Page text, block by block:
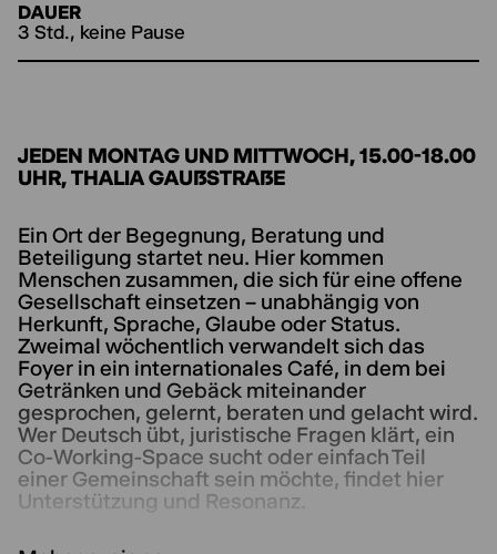
DAUER
3 Std., keine Pause
JEDEN MONTAG UND MITTWOCH, 15.00-18.00
UHR, THALIA GAUẞSTRAẞE
Ein Ort der Begegnung, Beratung und
Beteiligung startet neu. Hier kommen
Menschen zusammen, die sich für eine offene
Gesellschaft einsetzen – unabhängig von
Herkunft, Sprache, Glaube oder Status.
Zweimal wöchentlich verwandelt sich das
Foyer in ein internationales Café, in dem bei
Getränken und Gebäck miteinander
gesprochen, gelernt, beraten und gelacht wird.
Wer Deutsch übt, juristische Fragen klärt, ein
Co-Working-Space sucht oder einfach Teil
einer Gemeinschaft sein möchte, findet hier
Unterstützung und Resonanz.